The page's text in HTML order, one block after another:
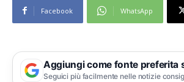
Facebook WhatsApp
Aggiungi come fonte preferita
Seguici più facilmente nelle notizie